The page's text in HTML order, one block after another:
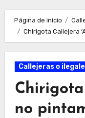
Página de inicio
Chirigota Callejera
Callejeras o
no